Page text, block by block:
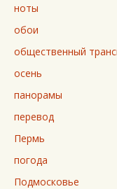
ноты
обои
общественный
осень
панорамы
перевод
Пермь
погода
Подмосковье